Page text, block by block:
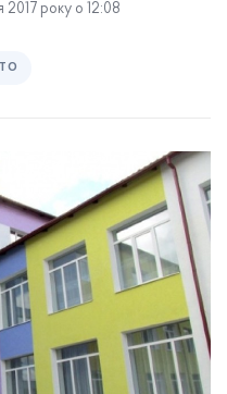
2017 року о 12:08